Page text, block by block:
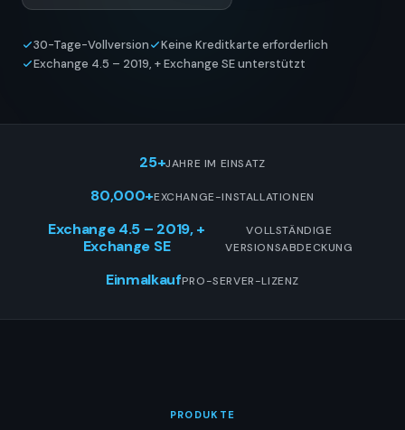
30-Tage-Vollversion
Keine Kreditkarte erforderlich
Exchange 4.5 – 2019, + Exchange SE unterstützt
25+JAHRE IM EINSATZ
80,000+EXCHANGE-INSTALLATIONEN
Exchange 4.5 – 2019, +
Exchange SE
VOLLSTÄNDIGE
VERSIONSABDECKUNG
EinmalkaufPRO-SERVER-LIZENZ
PRODUKTE